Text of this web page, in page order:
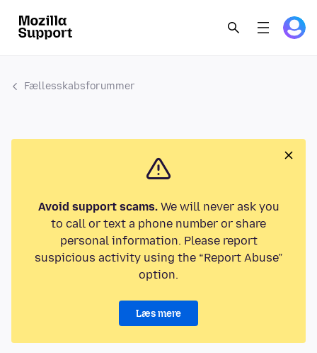
Fællesskabsforummer
Avoid support scams.We will never ask you
to call or text a phone number or share
personal information. Please report
suspicious activity using the “Report Abuse”
option.
Læs mere